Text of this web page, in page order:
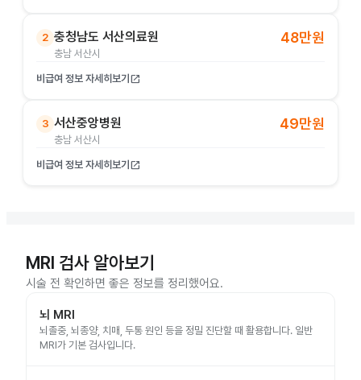
2 충청남도 서산의료원
충남 서산시
48만원
비급여 정보 자세히보기 open_in_new
3 서산중앙병원
충남 서산시
49만원
비급여 정보 자세히보기 open_in_new
MRI 검사 알아보기
시술 전 확인하면 좋은 정보를 정리했어요.
뇌 MRI
뇌졸중, 뇌종양, 치매, 두통 원인 등을 정밀 진단할 때 활용합니다. 일반
MRI가 기본 검사입니다.